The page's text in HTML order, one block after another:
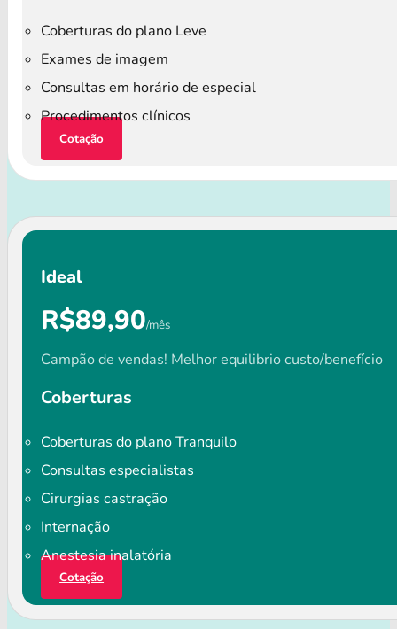
Coberturas do plano Leve
Exames de imagem
Consultas em horário de especial
Procedimentos clínicos
Cotação
Ideal
R$89,90/mês
Campão de vendas! Melhor equilibrio custo/benefício
Coberturas
Coberturas do plano Tranquilo
Consultas especialistas
Cirurgias castração
Internação
Anestesia inalatória
Cotação